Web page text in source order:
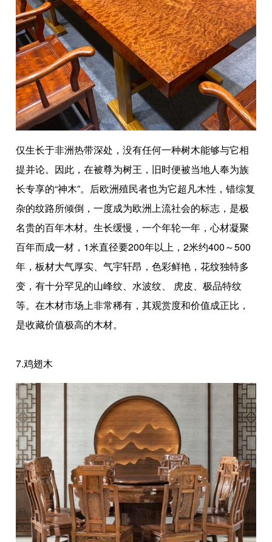
仅生长于非洲热带深处，没有任何一种树木能够与它相
提并论。因此，在被尊为树王，旧时便被当地人奉为族
长专享的“神木”。后欧洲殖民者也为它超凡木性，错综复
杂的纹路所倾倒，一度成为欧洲上流社会的标志，是极
名贵的百年木材。生长缓慢，一个年轮一年，心材凝聚
百年而成一材，1米直径要200年以上，2米约400～500
年，板材大气厚实、气宇轩昂，色彩鲜艳，花纹独特多
变，有十分罕见的山峰纹、水波纹、 虎皮、极品特纹
等。在木材市场上非常稀有，其观赏度和价值成正比，
是收藏价值极高的木材。
7.鸡翅木